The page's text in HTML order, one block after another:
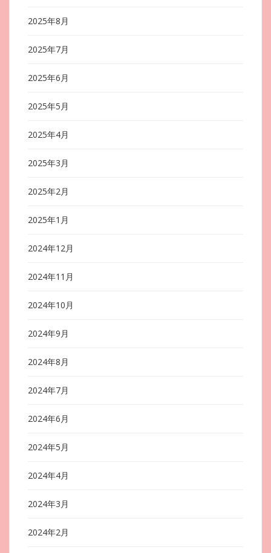
2025年8月
2025年7月
2025年6月
2025年5月
2025年4月
2025年3月
2025年2月
2025年1月
2024年12月
2024年11月
2024年10月
2024年9月
2024年8月
2024年7月
2024年6月
2024年5月
2024年4月
2024年3月
2024年2月